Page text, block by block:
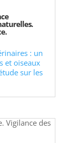
: un
et oiseaux
sur les